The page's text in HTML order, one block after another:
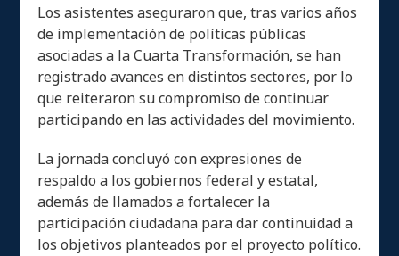
Los asistentes aseguraron que, tras varios años
de implementación de políticas públicas
asociadas a la Cuarta Transformación, se han
registrado avances en distintos sectores, por lo
que reiteraron su compromiso de continuar
participando en las actividades del movimiento.
La jornada concluyó con expresiones de
respaldo a los gobiernos federal y estatal,
además de llamados a fortalecer la
participación ciudadana para dar continuidad a
los objetivos planteados por el proyecto político.